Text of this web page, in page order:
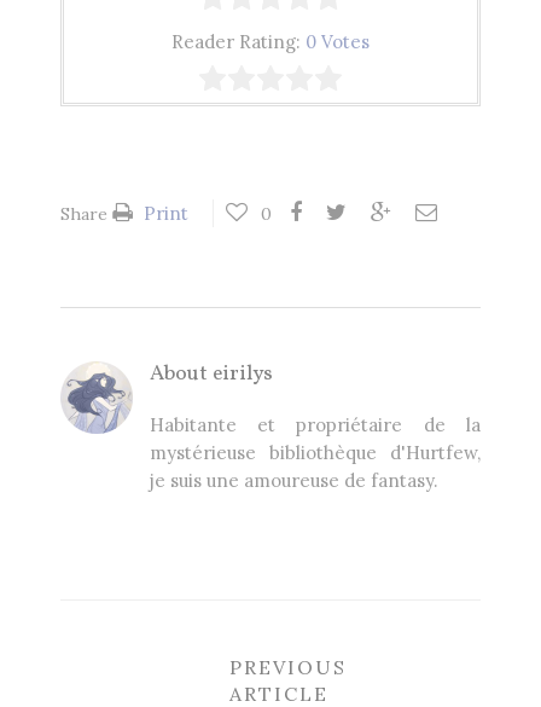
Reader Rating: 0 Votes
Share Print 0
About eirilys
Habitante et propriétaire de la
mystérieuse bibliothèque d'Hurtfew,
je suis une amoureuse de fantasy.
PREVIOUS
ARTICLE